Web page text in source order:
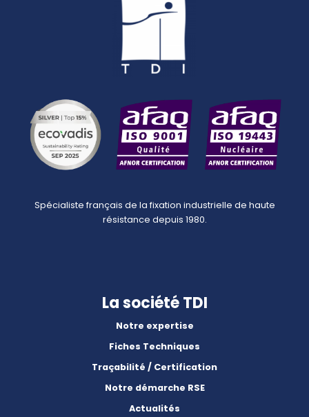
Spécialiste français de la fixation industrielle de haute
résistance depuis 1980.
La société TDI
Notre expertise
Fiches Techniques
Traçabilité / Certification
Notre démarche RSE
Actualités